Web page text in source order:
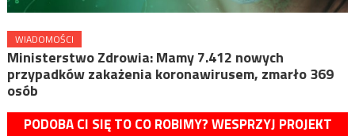
WIADOMOŚCI
Ministerstwo Zdrowia: Mamy 7.412 nowych
przypadków zakażenia koronawirusem, zmarło 369
osób
PODOBA CI SIĘ TO CO ROBIMY? WESPRZYJ PROJEKT